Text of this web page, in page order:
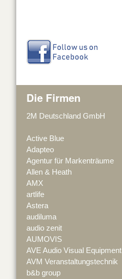
Die Firmen
2M Deutschland GmbH
Active Blue
Adapteo
Agentur für Markenträume
Allen & Heath
AMX
artlife
Astera
audiluma
audio zenit
AUMOVIS
AVE Audio Visual Equipment
AVM Veranstaltungstechnik
b&b group